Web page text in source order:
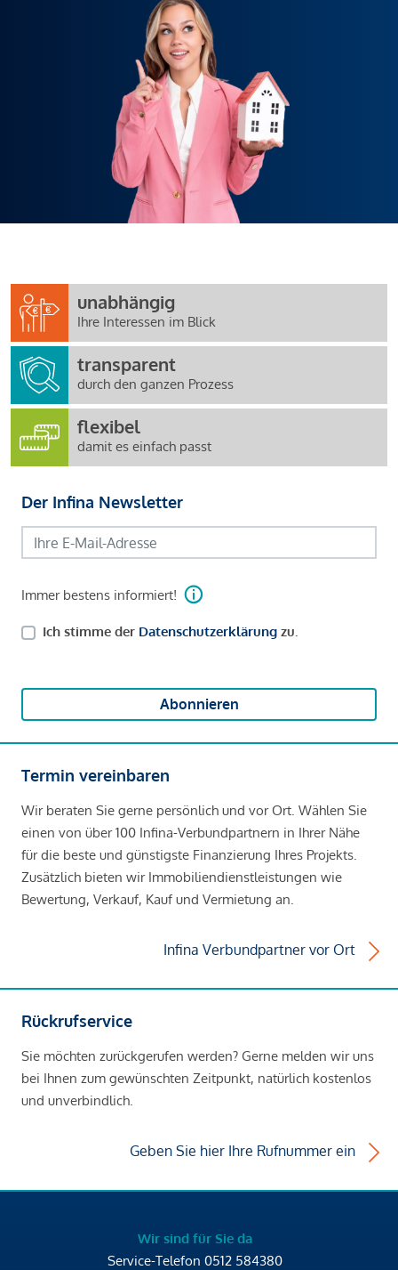
unabhängig
Ihre Interessen im Blick
transparent
durch den ganzen Prozess
flexibel
damit es einfach passt
Der Infina Newsletter
Immer bestens informiert!
Ich stimme der Datenschutzerklärung zu.
Abonnieren
Termin vereinbaren
Wir beraten Sie gerne persönlich und vor Ort. Wählen Sie
einen von über 100 Infina-Verbundpartnern in Ihrer Nähe
für die beste und günstigste Finanzierung Ihres Projekts.
Zusätzlich bieten wir Immobiliendienstleistungen wie
Bewertung, Verkauf, Kauf und Vermietung an.
Infina Verbundpartner vor Ort
Rückrufservice
Sie möchten zurückgerufen werden? Gerne melden wir uns
bei Ihnen zum gewünschten Zeitpunkt, natürlich kostenlos
und unverbindlich.
Geben Sie hier Ihre Rufnummer ein
Wir sind für Sie da
Service-Telefon 0512 584380